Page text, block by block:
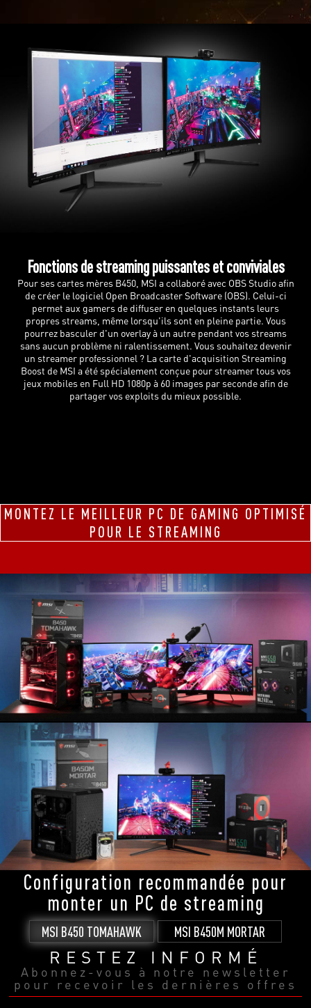
Fonctions de streaming puissantes et conviviales
Pour ses cartes mères B450, MSI a collaboré avec OBS Studio afin
de créer le logiciel Open Broadcaster Software (OBS). Celui-ci
permet aux gamers de diffuser en quelques instants leurs
propres streams, même lorsqu'ils sont en pleine partie. Vous
pourrez basculer d'un overlay à un autre pendant vos streams
sans aucun problème ni ralentissement. Vous souhaitez devenir
un streamer professionnel ? La carte d'acquisition Streaming
Boost de MSI a été spécialement conçue pour streamer tous vos
jeux mobiles en Full HD 1080p à 60 images par seconde afin de
partager vos exploits du mieux possible.
MONTEZ LE MEILLEUR PC DE GAMING OPTIMISÉ
POUR LE STREAMING
Configuration recommandée pour
monter un PC de streaming
MSI B450 TOMAHAWK MSI B450M MORTAR
RESTEZ INFORMÉ
Abonnez-vous à notre newsletter
pour recevoir les dernières offres